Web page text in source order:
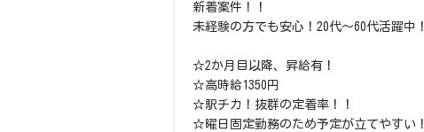
新着案件！！
未経験の方でも安心！20代～60代活躍中！
☆2か月目以降、昇給有！
☆高時給1350円
☆駅チカ！抜群の定着率！！
☆曜日固定勤務のため予定が立てやすい！